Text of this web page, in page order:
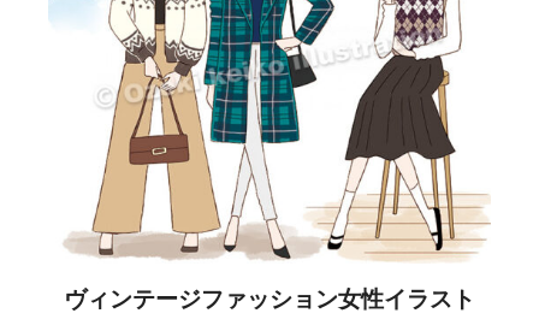
ヴィンテージファッション女性イラスト